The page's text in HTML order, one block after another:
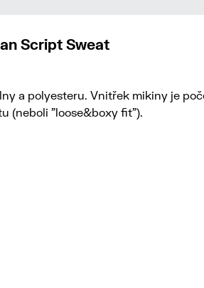
Script Sweat
a polyesteru. Vnitřek mikiny je
(neboli "loose&boxy fit").